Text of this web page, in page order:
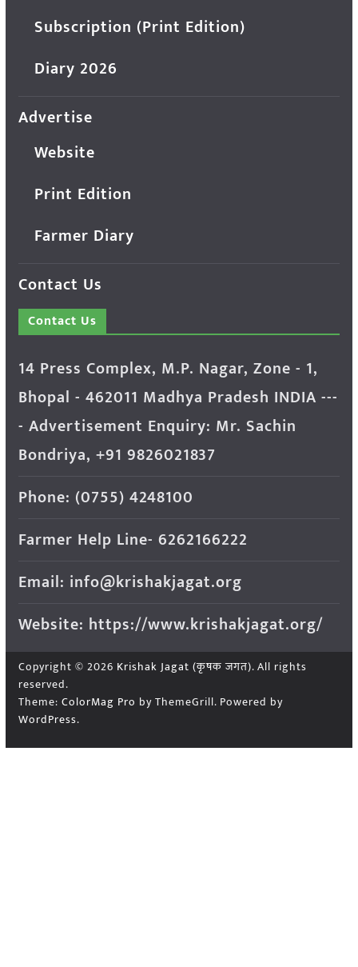
Subscription (Print Edition)
Diary 2026
Advertise
Website
Print Edition
Farmer Diary
Contact Us
Contact Us
14 Press Complex, M.P. Nagar, Zone - 1,
Bhopal - 462011 Madhya Pradesh INDIA ---
- Advertisement Enquiry: Mr. Sachin
Bondriya, +91 9826021837
Phone: (0755) 4248100
Farmer Help Line- 6262166222
Email: info@krishakjagat.org
Website: https://www.krishakjagat.org/
Copyright © 2026 Krishak Jagat (कृषक जगत). All rights
reserved.
Theme: ColorMag Pro by ThemeGrill. Powered by
WordPress.